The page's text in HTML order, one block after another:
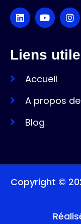
Liens
Accueil
A propos
Blog
Copyright ©